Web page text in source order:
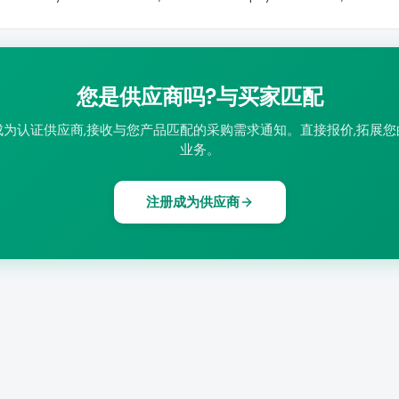
您是供应商吗?与买家匹配
认证供应商,接收与您产品匹配的采购需求通知。直接报价,拓展
业务。
注册成为供应商